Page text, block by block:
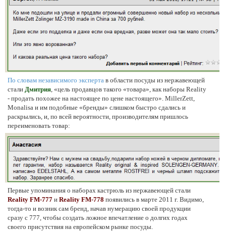
По словам независимого эксперта в области посуды из нержавеющей
стали Дмитрия «цель продавцов такого «товара», как наборы Reality
- продать похожее на настоящее по цене настоящего» . MillerZett,
Monalisa и им подобные «бренды» слишком быстро сдались и
раскрылись, и, по всей вероятности, производителям пришлось
переименовать товар:
Первые упоминания о наборах кастрюль из нержавеющей стали
Reality FM-777 и Reality FM-778 появились в марте 2011 г. Видимо,
тогда-то и возник сам бренд, начав нумерацию своей продукции
сразу с 777, чтобы создать ложное впечатление о долгих годах
своего присутствия на европейском рынке посуды.